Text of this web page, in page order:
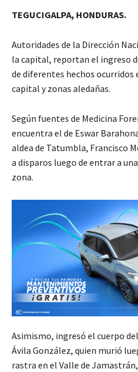
TEGUCIGALPA, HONDURAS.
Autoridades de la Dirección
la capital, reportan el ingreso
de diferentes hechos ocurridos
capital y zonas aledañas.
Según fuentes de Medicina
encuentra el de Eswar
aldea de Tatumbla, Francisco
a disparos luego de entrar a
zona.
Asimismo, ingresó el cuerpo
Ávila González, quien murió
rastra en el Valle de